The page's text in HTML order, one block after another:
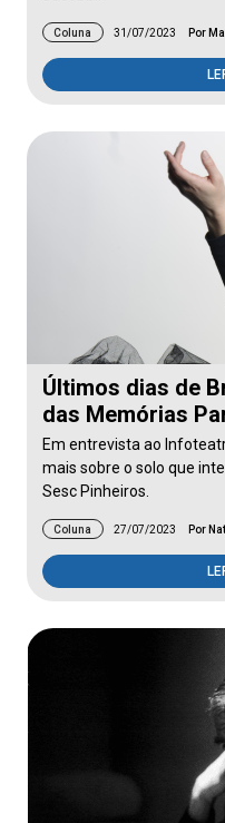
Coluna 31/07/2023 Por
Últimos dias de
das Memórias
Em entrevista ao
mais sobre o solo que
Sesc Pinheiros.
Coluna 27/07/2023 Por